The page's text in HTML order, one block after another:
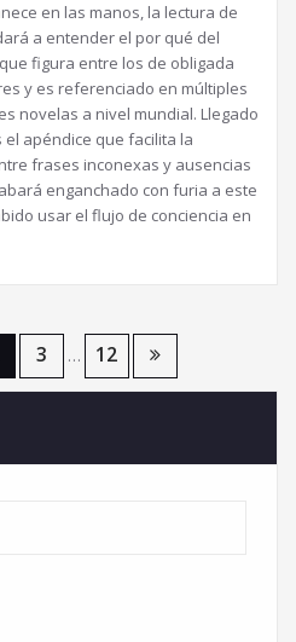
en las manos, la lectura de
a entender el por qué del
figura entre los de obligada
y es referenciado en múltiples
novelas a nivel mundial. Llegado
apéndice que facilita la
frases inconexas y ausencias
enganchado con furia a este
usar el flujo de conciencia en
3 … 12